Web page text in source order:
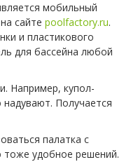
мобильный
сайте poolfactory.ru.
и пластикового
для бассейна любой
Например, купол-
Получается
палатка с
удобное решений.